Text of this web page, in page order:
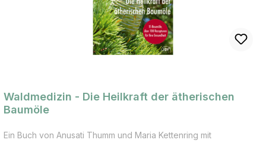
ätherischer Öle bei Kindern
Waldmedizin - Die Heilkraft der ätherischen
Baumöle
Ein Buch von Anusati Thumm und Maria Kettenring mit